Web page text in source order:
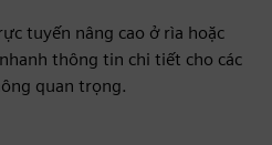
tuyến nâng cao ở rìa hoặc
thông tin chi tiết cho các
quan trọng.